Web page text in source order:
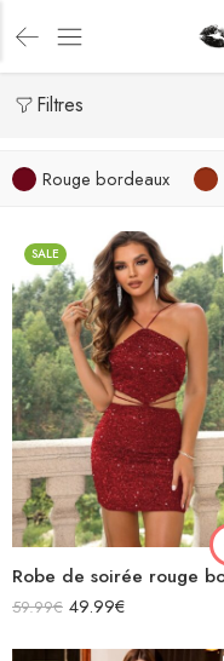
Filtres
Rouge bordeaux
SALE
59.99€ 49.99€